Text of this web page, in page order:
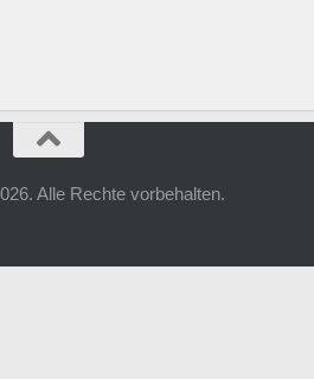
Alle Rechte vorbehalten.